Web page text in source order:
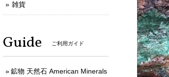
雑貨
Guide ご利用ガイド
鉱物 天然石 American Minerals